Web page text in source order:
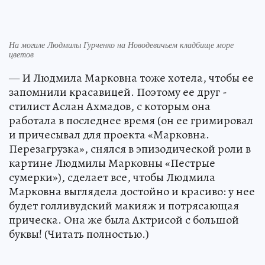
На могиле Людмилы Гурченко на Новодевичьем кладбище море
цветов
— И Людмила Марковна тоже хотела, чтобы ее
запомнили красавицей. Поэтому ее друг -
стилист Аслан Ахмадов, с которым она
работала в последнее время (он ее гримировал
и причесывал для проекта «Марковна.
Перезагрузка», снялся в эпизодической роли в
картине Людмилы Марковны «Пестрые
сумерки»), сделает все, чтобы Людмила
Марковна выглядела достойно и красиво: у нее
будет голливудский макияж и потрясающая
прическа. Она же была Актрисой с большой
буквы! (Читать полностью.)